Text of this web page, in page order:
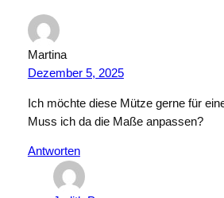
Martina
Dezember 5, 2025
Ich möchte diese Mütze gerne für
Muss ich da die Maße anpassen?
Antworten